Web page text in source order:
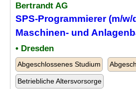
Bertrandt AG
SPS-Programmierer (m/w/
Maschinen- und
• Dresden
Abgeschlossenes Studium
Betriebliche Altersvorsorge